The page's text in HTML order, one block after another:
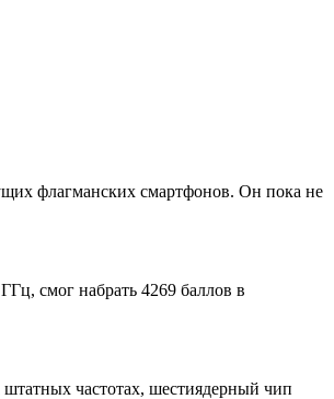
флагманских смартфонов. Он пока не
смог набрать 4269 баллов в
штатных частотах, шестиядерный чип